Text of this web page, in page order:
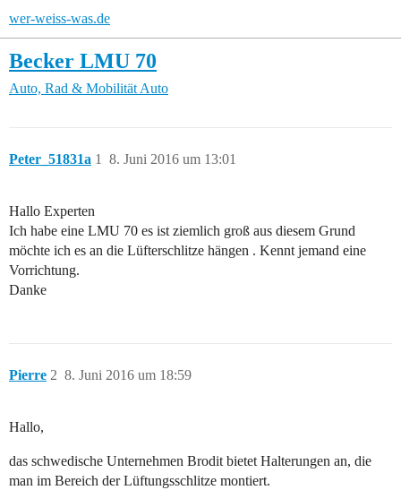
wer-weiss-was.de
Becker LMU 70
Auto, Rad & Mobilität Auto
Peter_51831a 8. Juni 2016 um 13:01
1
Hallo Experten
Ich habe eine LMU 70 es ist ziemlich groß aus diesem Grund
möchte ich es an die Lüfterschlitze hängen . Kennt jemand eine
Vorrichtung.
Danke
Pierre 8. Juni 2016 um 18:59
2
Hallo,
das schwedische Unternehmen Brodit bietet Halterungen an, die
man im Bereich der Lüftungsschlitze montiert.